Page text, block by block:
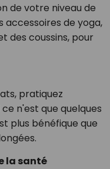
de votre niveau de
accessoires de yoga,
des coussins, pour
pratiquez
n'est que quelques
plus bénéfique que
la santé